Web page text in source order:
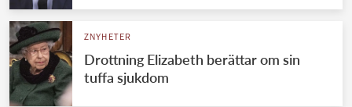
Danska kungahuset
Spanska kungahuset
ZNYHETER
Drottning Elizabeth berättar om sin
tuffa sjukdom